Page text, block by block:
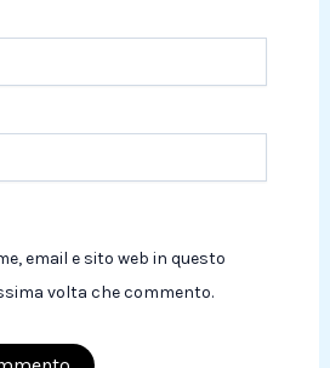
email e sito web in questo
volta che commento.